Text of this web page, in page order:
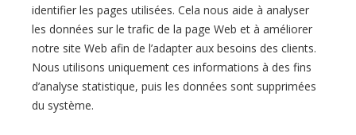
identifier les pages utilisées. Cela nous aide à analyser
les données sur le trafic de la page Web et à améliorer
notre site Web afin de l’adapter aux besoins des clients.
Nous utilisons uniquement ces informations à des fins
d’analyse statistique, puis les données sont supprimées
du système.